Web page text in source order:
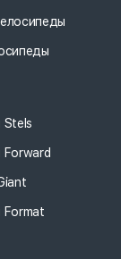
Stels
Forward
Format